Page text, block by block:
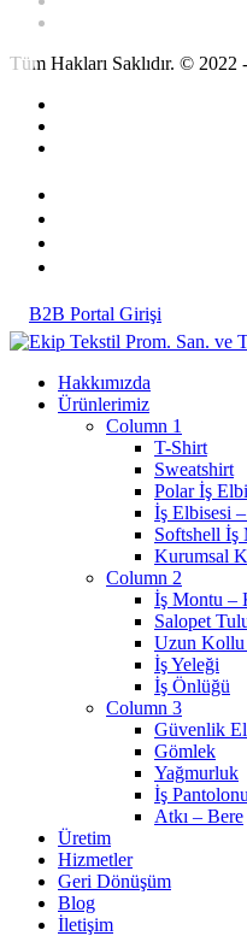
Tüm Hakları Saklıdır. © 2022
B2B Portal Girişi
Hakkımızda
Ürünlerimiz
Column 1
T-Shirt
Sweatshirt
Polar İş
İş Elbisesi
Softshell İş
Kurumsal
Column 2
İş Montu –
Salopet
Uzun
İş Yeleği
İş Önlüğü
Column 3
Güvenlik
Gömlek
Yağmurluk
İş Pantolonu
Atkı – Bere
Üretim
Hizmetler
Geri Dönüşüm
Blog
İletişim